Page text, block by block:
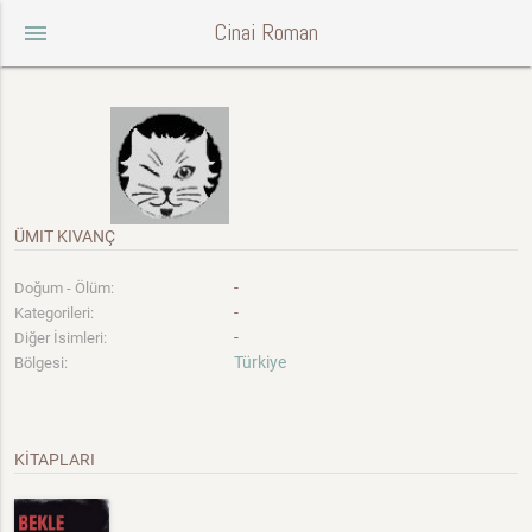
menu Cinai Roman
ÜMIT KIVANÇ
Doğum - Ölüm: -
Kategorileri: -
Diğer İsimleri: -
Bölgesi: Türkiye
KİTAPLARI